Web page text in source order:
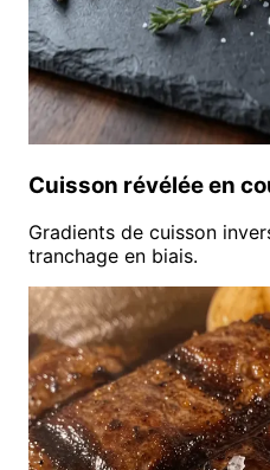
Cuisson révélée en
Gradients de cuisson
tranchage en biais.